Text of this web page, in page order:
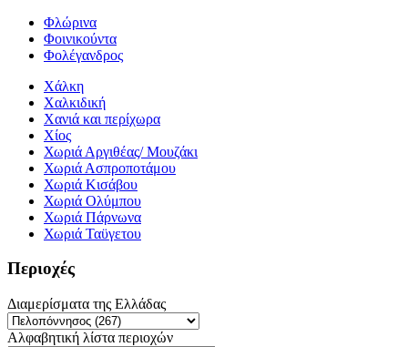
Φλώρινα
Φοινικούντα
Φολέγανδρος
Χάλκη
Χαλκιδική
Χανιά και περίχωρα
Χίος
Χωριά Αργιθέας/ Μουζάκι
Χωριά Ασπροποτάμου
Χωριά Κισάβου
Χωριά Ολύμπου
Χωριά Πάρνωνα
Χωριά Ταϋγετου
Περιοχές
Διαμερίσματα της Ελλάδας
Αλφαβητική λίστα περιοχών